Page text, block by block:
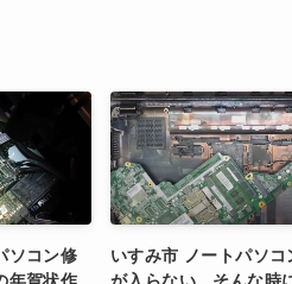
ソコン修
年賀状作
いすみ市 ノートパソコ
が入らない、そんな時